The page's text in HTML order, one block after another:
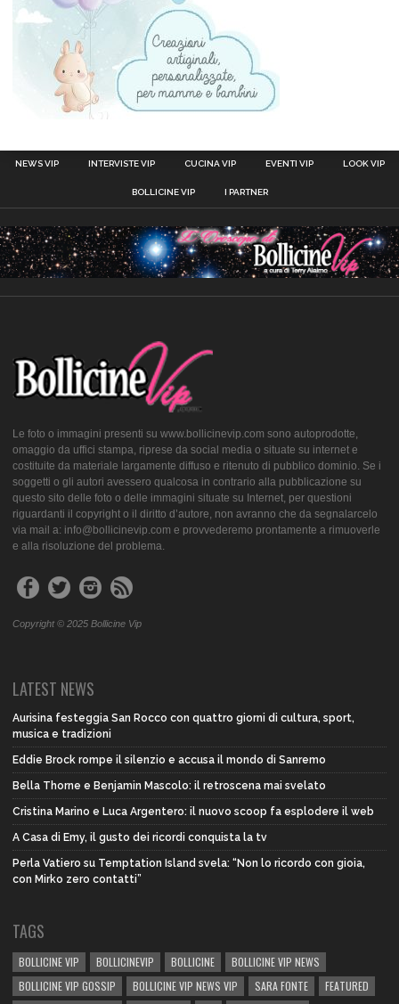
NEWS VIP INTERVISTE VIP CUCINA VIP EVENTI VIP LOOK VIP
BOLLICINE VIP I PARTNER
Le foto o immagini presenti su www.bollicinevip.com sono autoprodotte,
omaggio da uffici stampa, riprese da social media o situate su internet e
costituite da materiale largamente diffuso e ritenuto di pubblico dominio. Se i
soggetti o gli autori avessero qualcosa in contrario alla pubblicazione su
questo sito delle foto o delle immagini situate su Internet, per questioni
riguardanti il copyright o il diritto d’autore, non avranno che da segnalarcelo
via mail a: info@bollicinevip.com e provvederemo prontamente a rimuoverle
e alla risoluzione del problema.
Copyright © 2025 Bollicine Vip
LATEST NEWS
Aurisina festeggia San Rocco con quattro giorni di cultura, sport,
musica e tradizioni
Eddie Brock rompe il silenzio e accusa il mondo di Sanremo
Bella Thorne e Benjamin Mascolo: il retroscena mai svelato
Cristina Marino e Luca Argentero: il nuovo scoop fa esplodere il web
A Casa di Emy, il gusto dei ricordi conquista la tv
Perla Vatiero su Temptation Island svela: “Non lo ricordo con gioia,
con Mirko zero contatti”
TAGS
BOLLICINE VIP BOLLICINEVIP BOLLICINE
BOLLICINE VIP NEWS
BOLLICINE VIP GOSSIP
BOLLICINE VIP NEWS VIP SARA FONTE
FEATURED